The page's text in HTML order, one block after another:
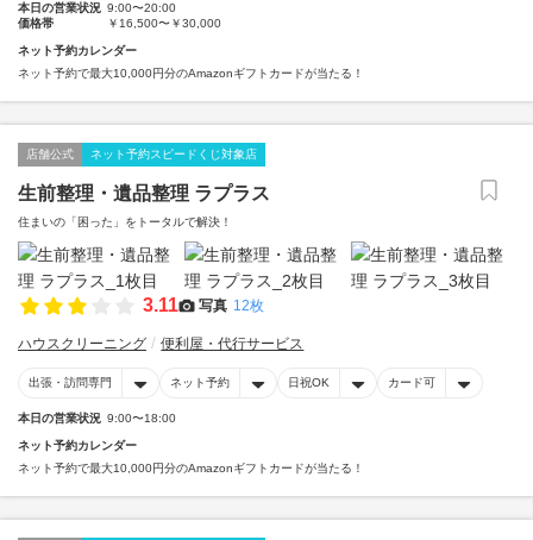
本日の営業状況 9:00〜20:00
価格帯
￥16,500〜￥30,000
ネット予約カレンダー
ネット予約で最大10,000円分のAmazonギフトカードが当たる！
店舗公式 ネット予約スピードくじ対象店
生前整理・遺品整理 ラプラス
住まいの「困った」をトータルで解決！
3.11 写真 12枚
ハウスクリーニング 便利屋・代行サービス
出張・訪問専門 ネット予約 日祝OK カード可
本日の営業状況 9:00〜18:00
ネット予約カレンダー
ネット予約で最大10,000円分のAmazonギフトカードが当たる！